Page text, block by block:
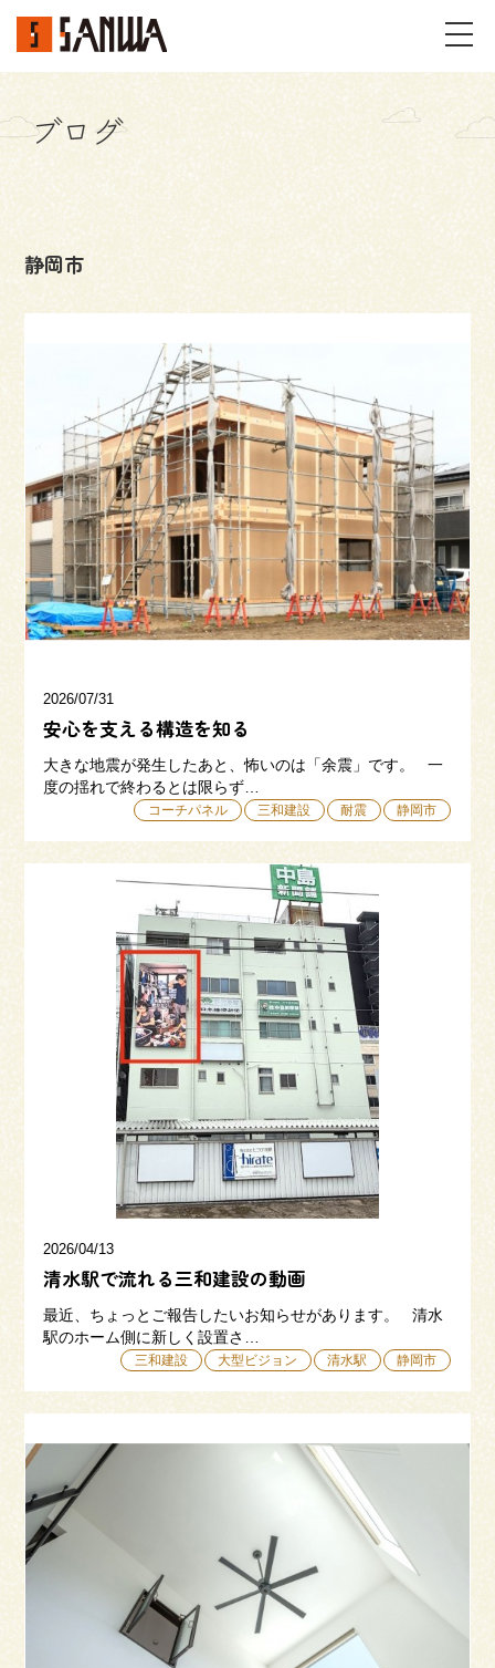
イベント・見学会
不動産情報
事例
お客様の声
私たちのこと
三和建設の強み
リフォーム
会社概要
採用情報
054-365-3838
受付時間／平日9:00 - 18:00
土日9:00 - 16:00
来場予約 お問い合わせ 資料請求
ブログ
静岡市
2026/07/31
安心を支える構造を知る
大きな地震が発生したあと、怖いのは「余震」です。 一
度の揺れで終わるとは限らず…
コーチパネル 三和建設 耐震 静岡市
2026/04/13
清水駅で流れる三和建設の動画
最近、ちょっとご報告したいお知らせがあります。 清水
駅のホーム側に新しく設置さ…
三和建設 大型ビジョン 清水駅 静岡市